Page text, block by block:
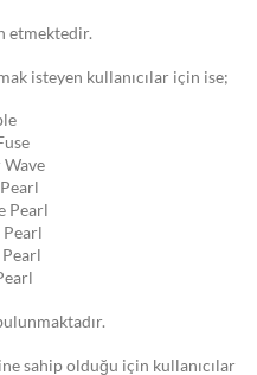
etmektedir.
isteyen kullanıcılar için ise;
Wave
Pearl
sahip olduğu için kullanıcılar